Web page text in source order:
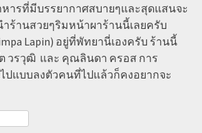
ารที่มีบรรยากาศสบายๆและสุดแสนจะ
ร้านสวยๆริมหน้าผาร้านนี้เลยครับ
Lapin) อยู่ที่พัทยานี่เองครับ ร้านนี้
วรวุฒิ และ คุณลินดา ครอส การ
ปแบบลงตัวคนที่ไปแล้วก็คงอยากจะ